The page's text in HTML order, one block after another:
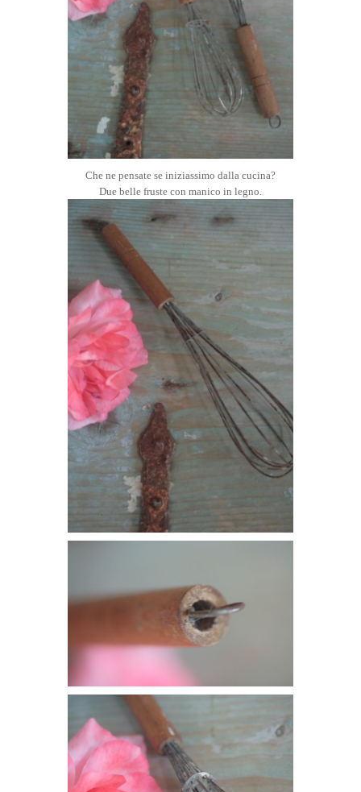
Che ne pensate se iniziassimo dalla cucina?
Due belle fruste con manico in legno.